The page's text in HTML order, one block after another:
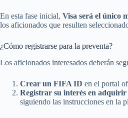
En esta fase inicial, Visa será el único
los aficionados que resulten
¿Cómo registrarse para la preventa?
Los aficionados interesados deberán
Crear un FIFA ID en el portal
Registrar su interés en adquirir
siguiendo las instrucciones en la